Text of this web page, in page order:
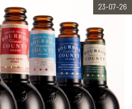
23-07-26